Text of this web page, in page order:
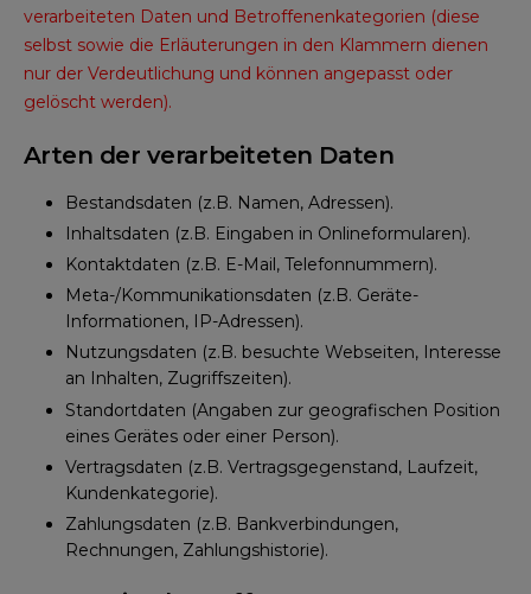
verarbeiteten Daten und Betroffenenkategorien (diese
selbst sowie die Erläuterungen in den Klammern dienen
nur der Verdeutlichung und können angepasst oder
gelöscht werden).
Arten der verarbeiteten Daten
Bestandsdaten (z.B. Namen, Adressen).
Inhaltsdaten (z.B. Eingaben in Onlineformularen).
Kontaktdaten (z.B. E-Mail, Telefonnummern).
Meta-/Kommunikationsdaten (z.B. Geräte-
Informationen, IP-Adressen).
Nutzungsdaten (z.B. besuchte Webseiten, Interesse
an Inhalten, Zugriffszeiten).
Standortdaten (Angaben zur geografischen Position
eines Gerätes oder einer Person).
Vertragsdaten (z.B. Vertragsgegenstand, Laufzeit,
Kundenkategorie).
Zahlungsdaten (z.B. Bankverbindungen,
Rechnungen, Zahlungshistorie).